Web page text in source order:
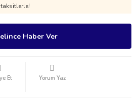
Haber Ver
Et Yorum Yaz